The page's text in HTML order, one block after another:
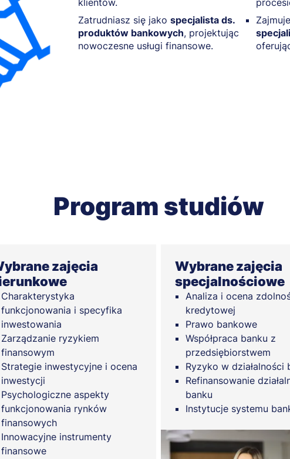
klientów.
Zatrudniasz się jako specjalista ds.
produktów bankowych, projektując
nowoczesne usługi finansowe.
Program studiów
zajęcia
Charakterystyka
funkcjonowania i specyfika
inwestowania
Zarządzanie ryzykiem
finansowym
Strategie inwestycyjne i ocena
inwestycji
Psychologiczne aspekty
funkcjonowania rynków
finansowych
Innowacyjne instrumenty
finansowe
Wybrane zajęcia
specjalnościowe
Analiza i ocena
kredytowej
Prawo bankowe
Współpraca banku z
przedsiębiorstwem
Ryzyko w działalności
Refinansowanie
banku
Instytucje systemu